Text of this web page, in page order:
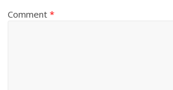
Comment*